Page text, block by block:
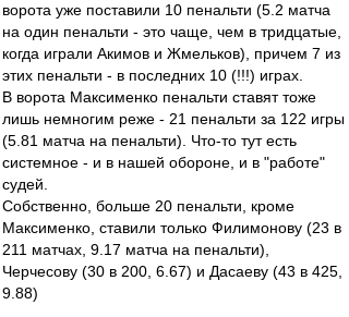
ворота уже поставили 10 пенальти (5.2 матча
на один пенальти - это чаще, чем в тридцатые,
когда играли Акимов и Жмельков), причем 7 из
этих пенальти - в последних 10 (!!!) играх.
В ворота Максименко пенальти ставят тоже
лишь немногим реже - 21 пенальти за 122 игры
(5.81 матча на пенальти). Что-то тут есть
системное - и в нашей обороне, и в "работе"
судей.
Собственно, больше 20 пенальти, кроме
Максименко, ставили только Филимонову (23 в
211 матчах, 9.17 матча на пенальти),
Черчесову (30 в 200, 6.67) и Дасаеву (43 в 425,
9.88)